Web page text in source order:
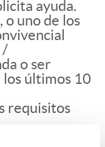
ayuda.
uno de los
/
o ser
últimos 10
requisitos